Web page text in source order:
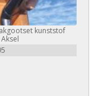
kunststof